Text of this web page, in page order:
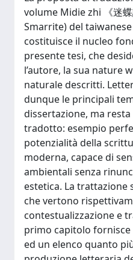
volume Midie zhi 《迷
Smarrite) del
costituisce il nucleo
presente tesi, che
l’autore, la sua nature
naturale descritti.
dunque le principali
dissertazione, ma
tradotto: esempio
potenzialità della
moderna, capace di
ambientali senza
estetica. La trattazione
che vertono
contestualizzazione e
primo capitolo
ed un elenco quanto